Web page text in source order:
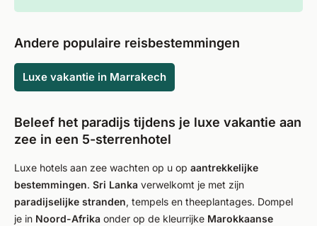
Andere populaire reisbestemmingen
Luxe vakantie in Marrakech
Beleef het paradijs tijdens je luxe vakantie aan
zee in een 5-sterrenhotel
Luxe hotels aan zee wachten op u op aantrekkelijke
bestemmingen. Sri Lanka verwelkomt je met zijn
paradijselijke stranden, tempels en theeplantages. Dompel
je in Noord-Afrika onder op de kleurrijke Marokkaanse